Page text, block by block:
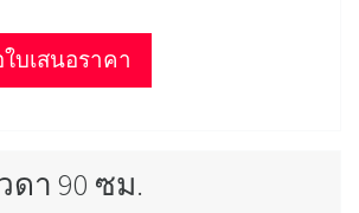
บเสนอราคา
ดา 90 ซม.